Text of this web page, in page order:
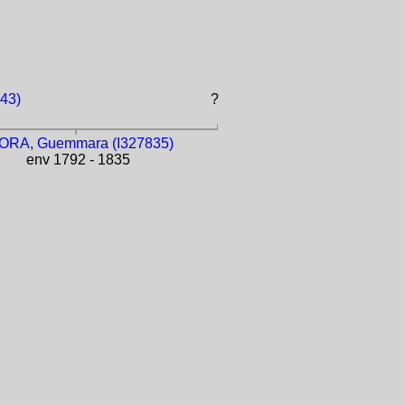
?
Guemmara (I327835)
env 1792 - 1835